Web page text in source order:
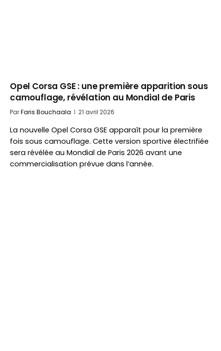
Opel Corsa GSE : une première apparition sous
camouflage, révélation au Mondial de Paris
ParFaris Bouchaala 21 avril 2026
La nouvelle Opel Corsa GSE apparaît pour la première
fois sous camouflage. Cette version sportive électrifiée
sera révélée au Mondial de Paris 2026 avant une
commercialisation prévue dans l’année.